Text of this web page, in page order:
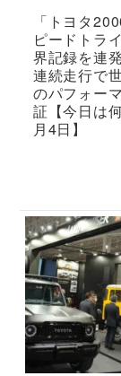
「トヨタ
ピードトラ
界記録を連
連続走行で
のパフォー
証【今日は
月4日】